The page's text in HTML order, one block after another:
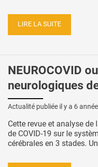
LIRE LA SUITE
NEUROCOVID
neurologiques
Actualité publiée il y a 6
Cette revue et analyse
de COVID-19 sur le
cérébrales en 3 stades.